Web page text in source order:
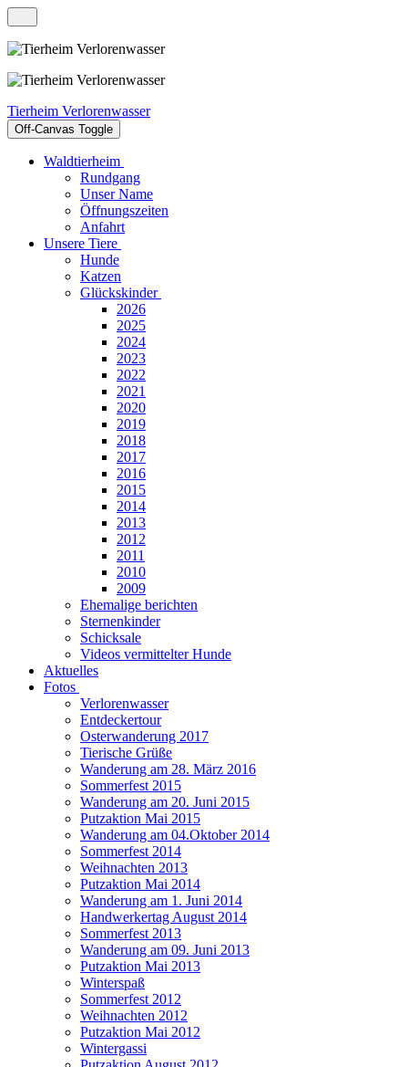
Tierheim Verlorenwasser
Off-Canvas Toggle
Waldtierheim
Rundgang
Unser Name
Öffnungszeiten
Anfahrt
Unsere Tiere
Hunde
Katzen
Glückskinder
2026
2025
2024
2023
2022
2021
2020
2019
2018
2017
2016
2015
2014
2013
2012
2011
2010
2009
Ehemalige berichten
Sternenkinder
Schicksale
Videos vermittelter Hunde
Aktuelles
Fotos
Verlorenwasser
Entdeckertour
Osterwanderung 2017
Tierische Grüße
Wanderung am 28. März 2016
Sommerfest 2015
Wanderung am 20. Juni 2015
Putzaktion Mai 2015
Wanderung am 04.Oktober 2014
Sommerfest 2014
Weihnachten 2013
Putzaktion Mai 2014
Wanderung am 1. Juni 2014
Handwerkertag August 2014
Sommerfest 2013
Wanderung am 09. Juni 2013
Putzaktion Mai 2013
Winterspaß
Sommerfest 2012
Weihnachten 2012
Putzaktion Mai 2012
Wintergassi